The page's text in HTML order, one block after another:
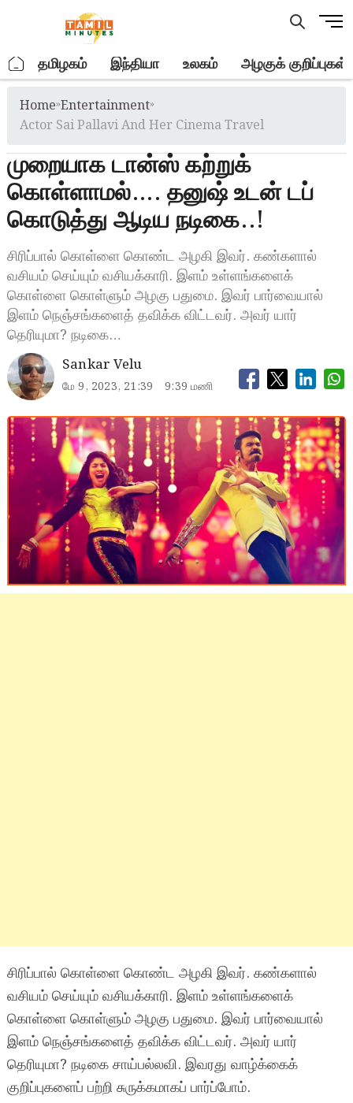
M
u
o
. தமிழகம் இந்தியா உலகம் அழகுக் குறிப்புகள்
Home»Entertainment»
Actor Sai Pallavi And Her Cinema Travel
முறையாக டான்ஸ் கற்றுக்
கொள்ளாமல்…. தனுஷ் உடன் டப்
கொடுத்து ஆடிய நடிகை..!
சிரிப்பால் கொள்ளை கொண்ட அழகி இவர். கண்களால்
வசியம் செய்யும் வசியக்காரி. இளம் உள்ளங்களைக்
கொள்ளை கொள்ளும் அழகு பதுமை. இவர் பார்வையால்
இளம் நெஞ்சங்களைத் தவிக்க விட்டவர். அவர் யார்
தெரியுமா? நடிகை…
Sankar Velu
மே 9, 2023, 21:39 9:39 மணி
Mari 2
சிரிப்பால் கொள்ளை கொண்ட அழகி இவர். கண்களால்
வசியம் செய்யும் வசியக்காரி. இளம் உள்ளங்களைக்
கொள்ளை கொள்ளும் அழகு பதுமை. இவர் பார்வையால்
இளம் நெஞ்சங்களைத் தவிக்க விட்டவர். அவர் யார்
தெரியுமா? நடிகை சாய்பல்லவி. இவரது வாழ்க்கைக்
குறிப்புகளைப் பற்றி சுருக்கமாகப் பார்ப்போம்.